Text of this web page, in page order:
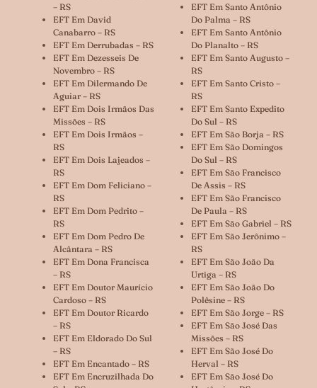
– RS
EFT Em David
Canabarro – RS
EFT Em Derrubadas – RS
EFT Em Dezesseis De
Novembro – RS
EFT Em Dilermando De
Aguiar – RS
EFT Em Dois Irmãos Das
Missões – RS
EFT Em Dois Irmãos –
RS
EFT Em Dois Lajeados –
RS
EFT Em Dom Feliciano –
RS
EFT Em Dom Pedrito –
RS
EFT Em Dom Pedro De
Alcântara – RS
EFT Em Dona Francisca
– RS
EFT Em Doutor Maurício
Cardoso – RS
EFT Em Doutor Ricardo
– RS
EFT Em Eldorado Do Sul
– RS
EFT Em Encantado – RS
EFT Em Encruzilhada Do
EFT Em Santo Antônio
Do Palma – RS
EFT Em Santo Antônio
Do Planalto – RS
EFT Em Santo Augusto –
RS
EFT Em Santo Cristo –
RS
EFT Em Santo Expedito
Do Sul – RS
EFT Em São Borja – RS
EFT Em São Domingos
Do Sul – RS
EFT Em São Francisco
De Assis – RS
EFT Em São Francisco
De Paula – RS
EFT Em São Gabriel – RS
EFT Em São Jerônimo –
RS
EFT Em São João Da
Urtiga – RS
EFT Em São João Do
Polêsine – RS
EFT Em São Jorge – RS
EFT Em São José Das
Missões – RS
EFT Em São José Do
Herval – RS
EFT Em São José Do